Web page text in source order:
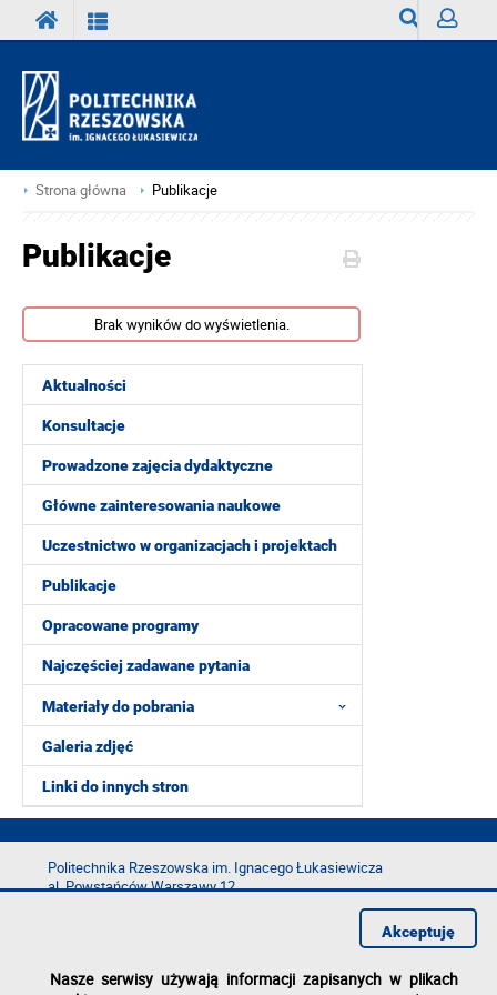
Strona główna Publikacje
Aktualności
Konsultacje
Prowadzone zajęcia dydaktyczne
Główne zainteresowania naukowe
Uczestnictwo w organizacjach i projektach
Publikacje
Opracowane programy
Najczęściej zadawane pytania
Materiały do pobrania
Galeria zdjęć
Linki do innych stron
Publikacje
Brak wyników do wyświetlenia.
Politechnika Rzeszowska im. Ignacego Łukasiewicza
al. Powstańców Warszawy 12
e-mail:kancelaria@prz.edu.pl
Nasze serwisy używają informacji zapisanych w plikach
Akceptuję